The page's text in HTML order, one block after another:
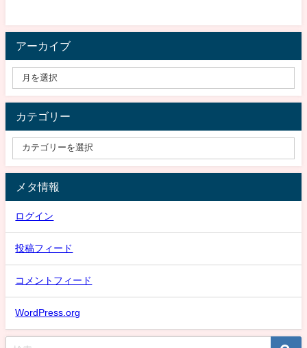
アーカイブ
カテゴリー
メタ情報
ログイン
投稿フィード
コメントフィード
WordPress.org